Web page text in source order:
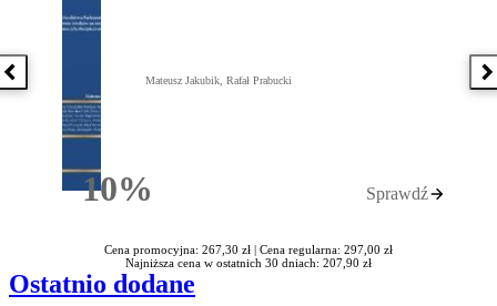
Poprzednia książka
10%Rabatu
Mateusz Jakubik, Rafał Prabucki
Sprawdź
Cena promocyjna: 267,30 zł | Cena regularna: 297,00 zł
Najniższa cena w ostatnich 30 dniach: 207,90 zł
Ostatnio dodane